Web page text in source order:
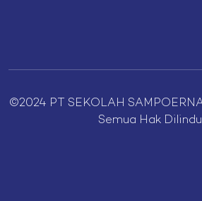
©2024 PT SEKOLAH
Semua Hak